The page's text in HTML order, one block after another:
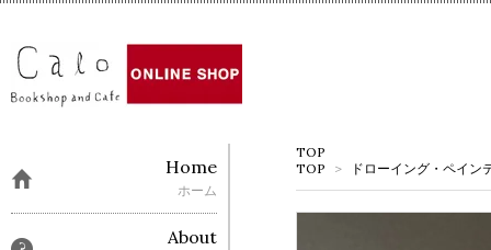
TOP
TOP
> ドローイング・ペイン
Home
ホーム
About